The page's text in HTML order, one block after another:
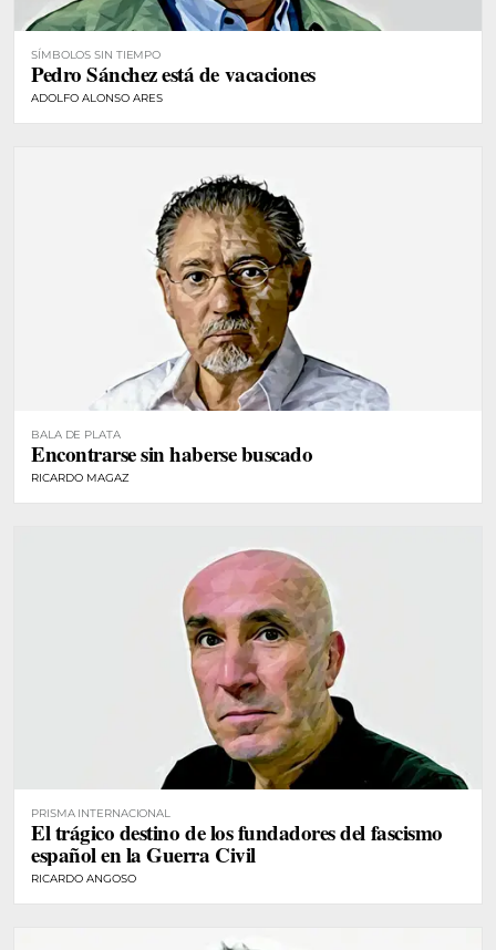
SÍMBOLOS SIN TIEMPO
Pedro Sánchez está de vacaciones
ADOLFO ALONSO ARES
BALA DE PLATA
Encontrarse sin haberse buscado
RICARDO MAGAZ
PRISMA INTERNACIONAL
El trágico destino de los fundadores del fascismo
español en la Guerra Civil
RICARDO ANGOSO